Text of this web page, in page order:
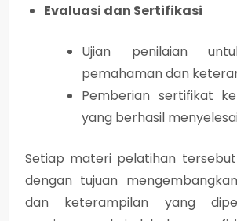
Evaluasi dan Sertifikasi
Ujian penilaian
pemahaman dan
Pemberian sertifikat
yang berhasil
Setiap materi pelatihan tersebut
dengan tujuan
dan keterampilan yang